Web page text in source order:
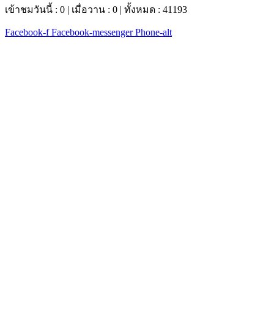
เข้าชมวันนี้ : 0 | เมื่อวาน : 0 | ทั้งหมด : 41193
Facebook-f Facebook-messenger Phone-alt